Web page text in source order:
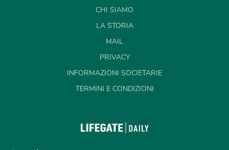
CHI SIAMO
LA STORIA
MAIL
PRIVACY
INFORMAZIONI SOCIETARIE
TERMINI E CONDIZIONI